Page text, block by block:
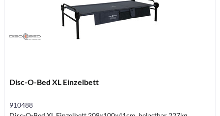
Disc-O-Bed XL Einzelbett
910488